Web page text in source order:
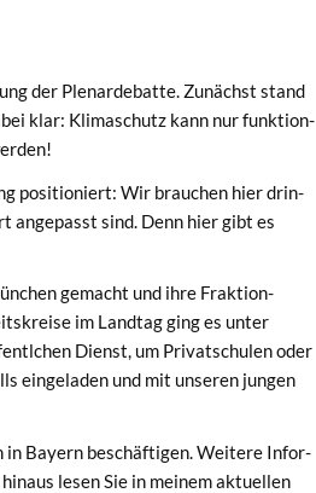
der Ple­narde­bat­te. Zunächst stand
klar: Kli­maschutz kann nur funk­tion­
posi­tion­iert: Wir brauchen hier drin­
angepasst sind. Denn hier gibt es
gemacht und ihre Frak­tion­
im Land­tag ging es unter
Dienst, um Pri­vatschulen oder
ein­ge­laden und mit unseren jun­gen
in Bay­ern beschäfti­gen. Weit­ere Infor­
lesen Sie in meinem aktuellen